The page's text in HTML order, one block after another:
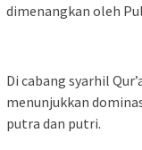
dimenangkan oleh
Di cabang syarhil
menunjukkan
putra dan putri.